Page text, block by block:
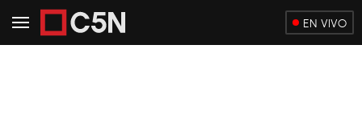
EN VIVO